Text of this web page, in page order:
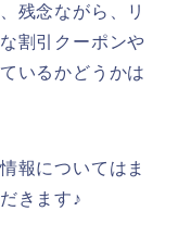
残念ながら、リ
割引クーポンや
いるかどうかは
報についてはま
きます♪